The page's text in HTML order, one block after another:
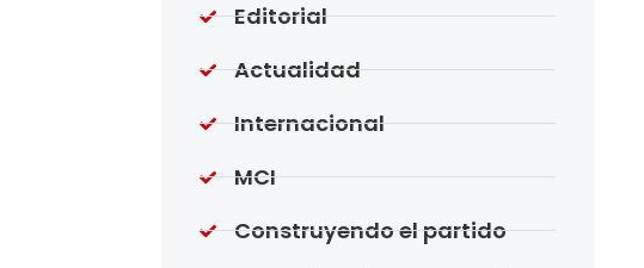
Editorial
Actualidad
Internacional
MCI
Construyendo el partido